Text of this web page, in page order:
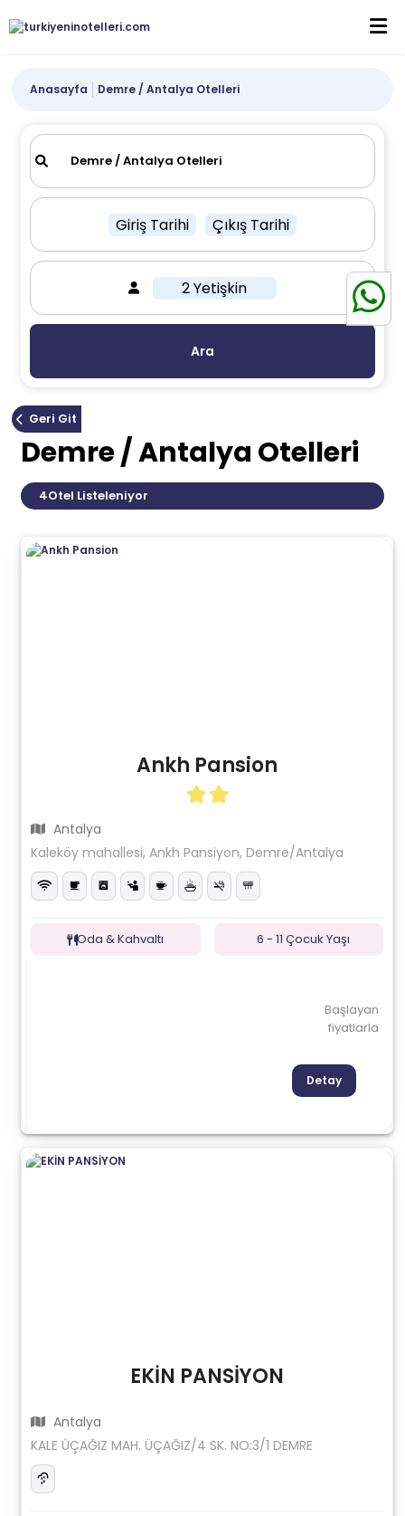
Anasayfa Demre / Antalya Otelleri
Giriş Tarihi Çıkış Tarihi
2 Yetişkin
Ara
Geri Git
Demre / Antalya Otelleri
4Otel Listeleniyor
Ankh Pansion
Antalya
Kaleköy mahallesi, Ankh Pansiyon, Demre/Antalya
Oda & Kahvaltı 6 - 11 Çocuk Yaşı
Başlayan
fiyatlarla
Detay
EKİN PANSİYON
Antalya
KALE ÜÇAĞIZ MAH. ÜÇAĞIZ/4 SK. NO:3/1 DEMRE